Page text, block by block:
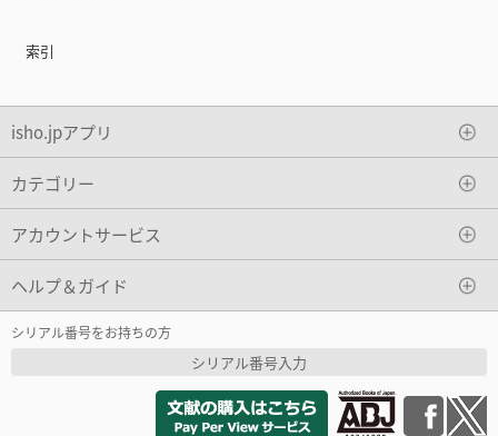
索引
isho.jpアプリ
カテゴリー
アカウントサービス
ヘルプ＆ガイド
シリアル番号をお持ちの方
シリアル番号入力